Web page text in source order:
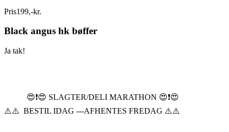
Pris199,-kr.
Black angus hk bøffer
Ja tak!
😍❗️😍 SLAGTER/DELI MARATHON 😍❗️😍
⚠️⚠️ BESTIL IDAG ---AFHENTES FREDAG ⚠️⚠️